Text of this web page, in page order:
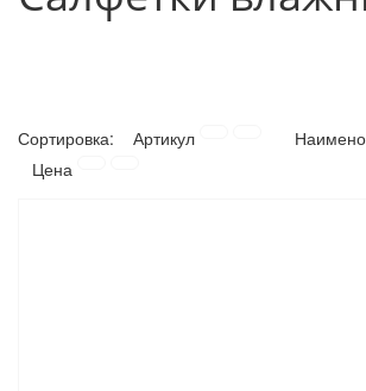
ЛАКОКРАСОЧНЫЕ МАТЕРИАЛЫ
Сортировка: Артикул
Цена